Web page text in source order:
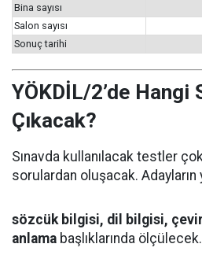
Bina sayısı
Salon sayısı
Sonuç tarihi
YÖKDİL/2’de Hangi
Çıkacak?
Sınavda kullanılacak testler
sorulardan oluşacak. Adayların
sözcük bilgisi, dil bilgisi,
anlama başlıklarında ölçülecek.